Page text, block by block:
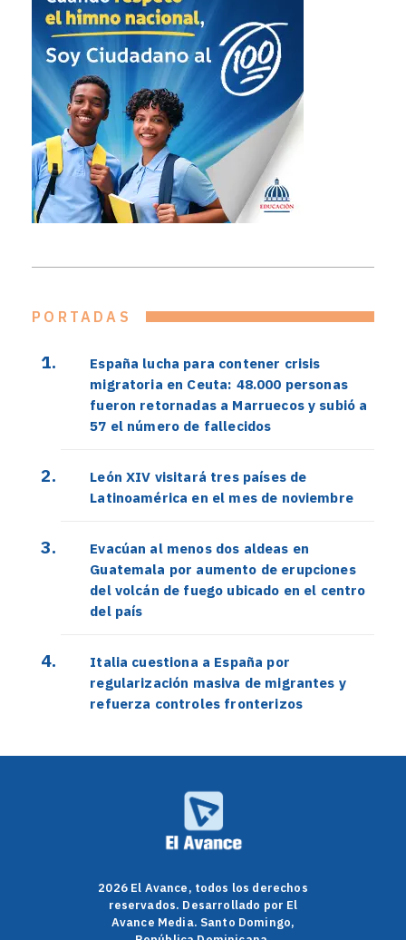
PORTADAS
España lucha para contener crisis
migratoria en Ceuta: 48.000 personas
fueron retornadas a Marruecos y subió a
57 el número de fallecidos
León XIV visitará tres países de
Latinoamérica en el mes de noviembre
Evacúan al menos dos aldeas en
Guatemala por aumento de erupciones
del volcán de fuego ubicado en el centro
del país
Italia cuestiona a España por
regularización masiva de migrantes y
refuerza controles fronterizos
2026 El Avance, todos los derechos
reservados. Desarrollado por El
Avance Media. Santo Domingo,